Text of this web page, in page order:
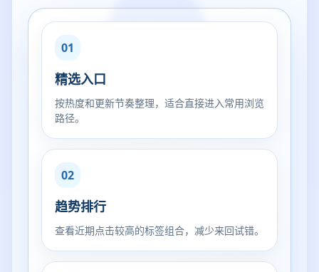
01
精选入口
按热度和更新节奏整理，适合直接进入常用浏览
路径。
02
趋势排行
查看近期点击较高的标签组合，减少来回试错。